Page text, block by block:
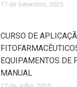
17 de Setembro, 2025
CURSO DE
EQUIPAMENTOS DE
MANUAL